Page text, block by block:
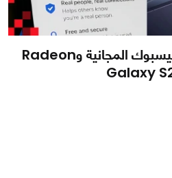
ملخص الأسبوع| شارة فيسبوك المجانية وRadeon